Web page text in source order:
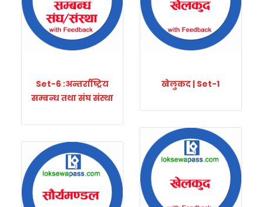
Set-6 :अन्तर्राष्ट्रिय
सम्बन्ध तथा संघ संस्था
खेलुकद | Set-1